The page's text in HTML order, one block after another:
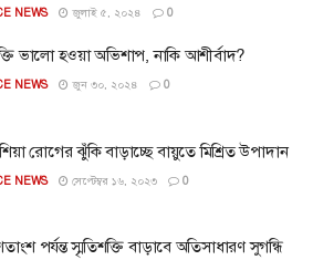
NEWS জুলাই ৫, ২০২৪ 0
ভালো হওয়া অভিশাপ, নাকি আশীর্বাদ?
NEWS জুন ৩০, ২০২৪ 0
রোগের ঝুঁকি বাড়াচ্ছে বায়ুতে মিশ্রিত উপাদান
NEWS সেপ্টেম্বর ১৬, ২০২৩ 0
পর্যন্ত স্মৃতিশক্তি বাড়াবে অতিসাধারণ সুগন্ধি